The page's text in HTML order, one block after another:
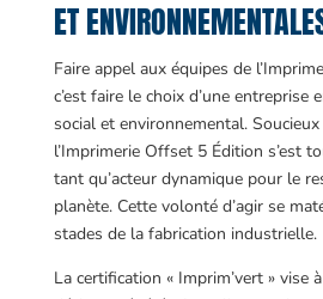
ET
Faire appel aux équipes de
c’est faire le choix d’une entreprise
social et environnemental. Soucieux
l’Imprimerie Offset 5 Édition s’est
tant qu’acteur dynamique pour le
planète. Cette volonté d’agir se
stades de la fabrication industrielle.
La certification « Imprim’vert » vise